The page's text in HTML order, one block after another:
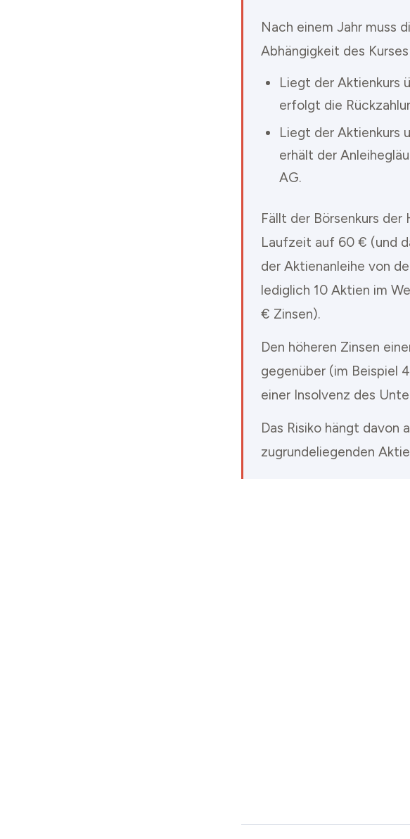
Nach einem Jahr muss
Abhängigkeit des
Liegt der Aktienkurs
erfolgt die
Liegt der Aktienkurs
erhält der
AG.
Fällt der Börsenkurs der
Laufzeit auf 60 € (und
der Aktienanleihe von
lediglich 10 Aktien im
€ Zinsen).
Den höheren Zinsen
gegenüber (im Beispiel
einer Insolvenz des
Das Risiko hängt davon
zugrundeliegenden